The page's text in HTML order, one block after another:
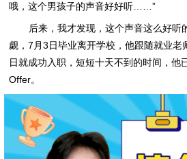
哦，这个男孩子的声音好好听……”
后来，我才发现，这个声音这么好听
觑，7月3日毕业离开学校，他跟随就业老
日就成功入职，短短十天不到的时间，他
Offer。